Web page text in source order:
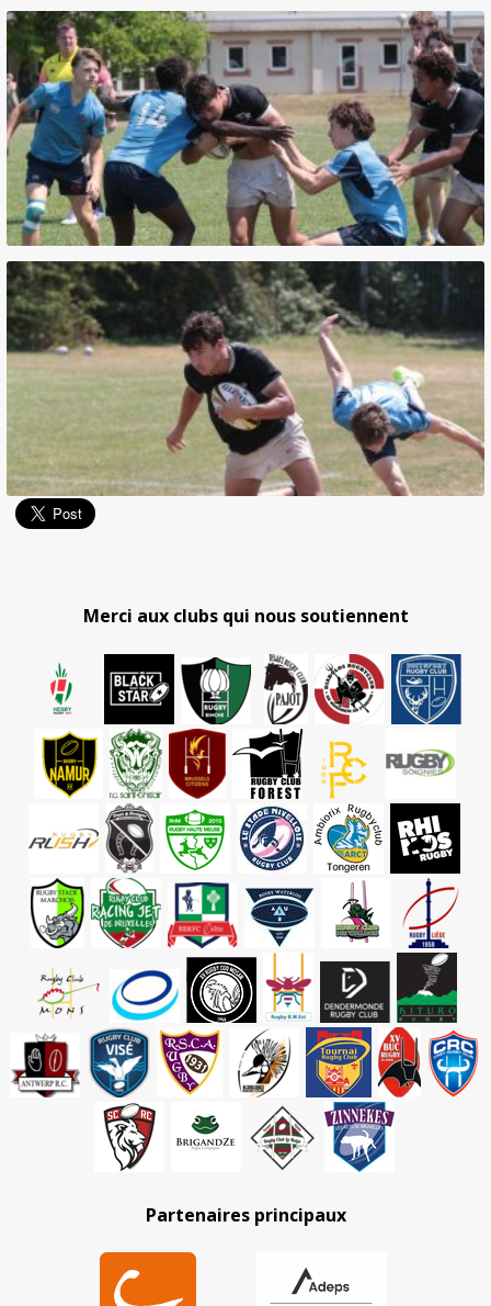
Merci aux clubs qui nous soutiennent
Partenaires principaux